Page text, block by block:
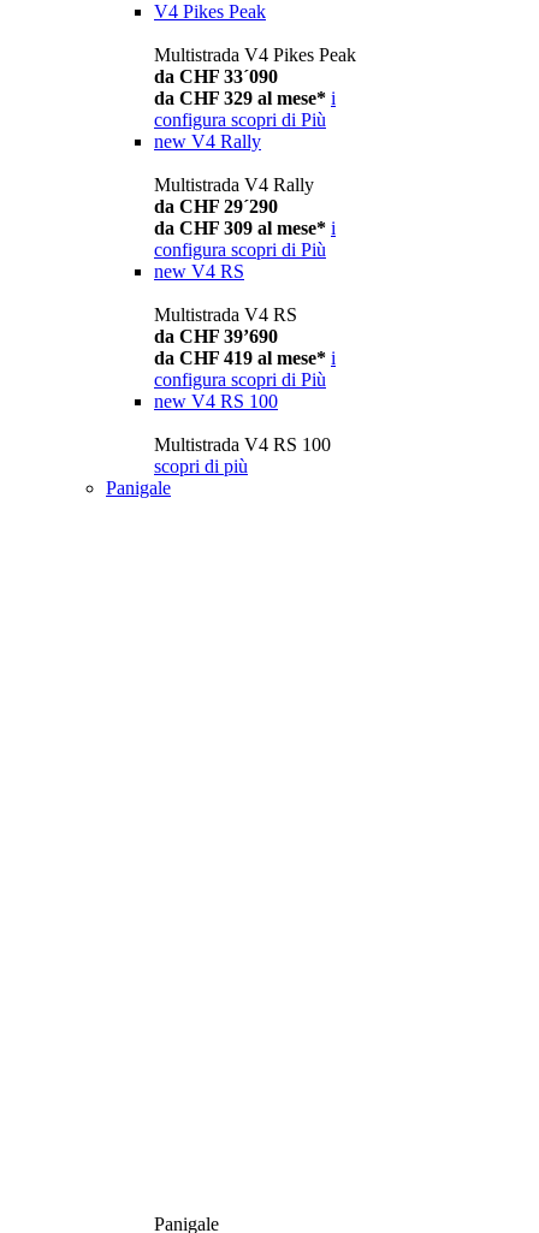
V4 Pikes Peak
Multistrada V4 Pikes Peak
da CHF 33´090
da CHF 329 al mese* i
configura scopri di Più
new V4 Rally
Multistrada V4 Rally
da CHF 29´290
da CHF 309 al mese* i
configura scopri di Più
new V4 RS
Multistrada V4 RS
da CHF 39’690
da CHF 419 al mese* i
configura scopri di Più
new V4 RS 100
Multistrada V4 RS 100
scopri di più
Panigale
Panigale